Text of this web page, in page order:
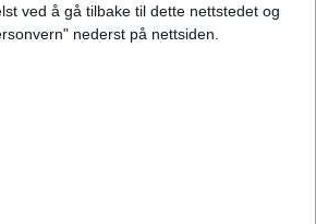
ved å gå tilbake til dette nettstedet og
nederst på nettsiden.